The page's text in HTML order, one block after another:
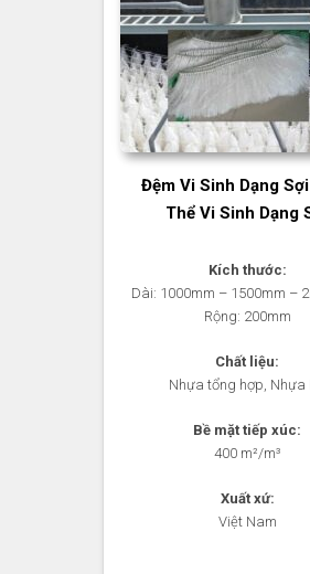
Đệm Vi Sinh Dạng
Thể Vi Sinh Dạng
Kích thước:
Dài: 1000mm – 1500mm –
Rộng: 200mm
Chất liệu:
Nhựa tổng hợp, Nhựa
Bề mặt tiếp xúc:
400 m²/m³
Xuất xứ:
Việt Nam